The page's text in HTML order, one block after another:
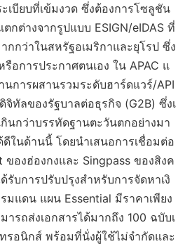
เบียบที่เข้มงวด ซึ่งต้องการโซลูชัน
กต่างจากรูปแบบ ESIGN/eIDAS ที่
กกว่าในสหรัฐอเมริกาและยุโรป ซึ่ง
อการประกาศตนเอง ใน APAC แ
นการผสานรวมระดับฮาร์ดแวร์/API
จิทัลของรัฐบาลต่อธุรกิจ (G2B) ซึ่งเ
นกว่าบรรทัดฐานตะวันตกอย่างมา
ในด้านนี้ โดยนำเสนอการเชื่อมต่อ
องฮ่องกงและ Singpass ของสิงค
รับการปรับปรุงสำหรับการจัดหาเงิ
แดน แผน Essential มีราคาเพียง
ารถส่งเอกสารได้มากถึง 100 ฉบับเ
รอนิกส์ พร้อมที่นั่งผู้ใช้ไม่จำกัดและ